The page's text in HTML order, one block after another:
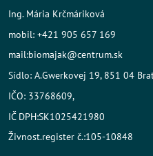
Ing. Mária Krčmáriková
mobil: +421 905 657 169
mail:biomajak@centrum.sk
Sídlo: A.Gwerkovej 19, 851 04
IČO: 33768609,
IČ DPH:SK1025421980
Živnost.register č.:105-10848